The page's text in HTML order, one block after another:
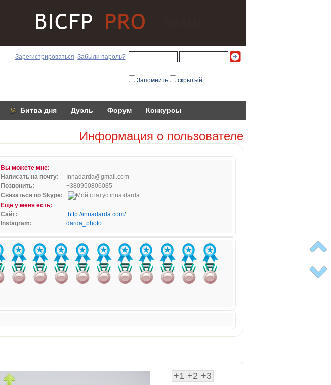
Зарегистрироваться Забыли пароль?
Запомнить скрытый
Битва дня Дуэль Форум Конкурсы
Информация о пользователе
Вы можете мне:
Написать на почту:
Innadarda@gmai l.com
Позвонить:
+380950806085
Связаться по Skype:
inna.darda
Ещё у меня есть:
Сайт:
http://innadarda.com/
Instagram:
darda_photo
+1 +2 +3